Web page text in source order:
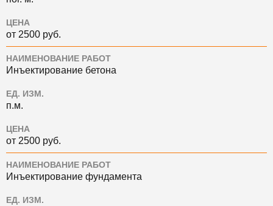
ЦЕНА
от 2500 руб.
НАИМЕНОВАНИЕ РАБОТ
Инъектирование бетона
ЕД. ИЗМ.
п.м.
ЦЕНА
от 2500 руб.
НАИМЕНОВАНИЕ РАБОТ
Инъектирование фундамента
ЕД. ИЗМ.